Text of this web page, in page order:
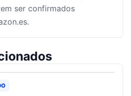
ser confirmados